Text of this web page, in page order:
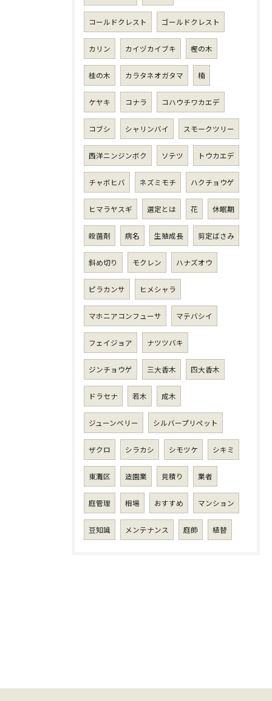
コールドクレスト ゴールドクレスト
カリン カイヅカイブキ 樫の木
桂の木 カラタネオガタマ 楠
ケヤキ コナラ コハウチワカエデ
コブシ シャリンバイ スモークツリー
西洋ニンジンボク ソテツ トウカエデ
チャボヒバ ネズミモチ ハクチョウゲ
ヒマラヤスギ 選定とは 花 休眠期
殺菌剤 病名 生殖成長 剪定ばさみ
斜め切り モクレン ハナズオウ
ピラカンサ ヒメシャラ
マホニアコンフューサ マテバシイ
フェイジョア ナツツバキ
ジンチョウゲ 三大香木 四大香木
ドラセナ 若木 成木
ジューンベリー シルバープリペット
ザクロ シラカシ シモツケ シキミ
東灘区 造園業 見積り 業者
庭管理 相場 おすすめ マンション
豆知識 メンテナンス 庭師 植替